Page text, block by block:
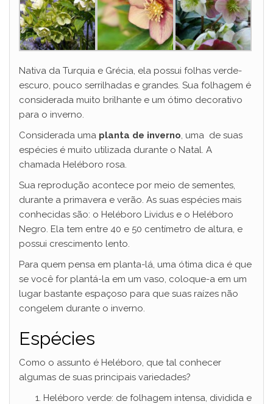
Nativa da Turquia e Grécia, ela possui folhas verde-
escuro, pouco serrilhadas e grandes. Sua folhagem é
considerada muito brilhante e um ótimo decorativo
para o inverno.
Considerada uma planta de inverno, uma de suas
espécies é muito utilizada durante o Natal. A
chamada Heléboro rosa.
Sua reprodução acontece por meio de sementes,
durante a primavera e verão. As suas espécies mais
conhecidas são: o Heléboro Lividus e o Heléboro
Negro. Ela tem entre 40 e 50 centímetro de altura, e
possui crescimento lento.
Para quem pensa em planta-lá, uma ótima dica é que
se você for plantá-la em um vaso, coloque-a em um
lugar bastante espaçoso para que suas raízes não
congelem durante o inverno.
Espécies
Como o assunto é Heléboro, que tal conhecer
algumas de suas principais variedades?
Heléboro verde: de folhagem intensa, dividida e